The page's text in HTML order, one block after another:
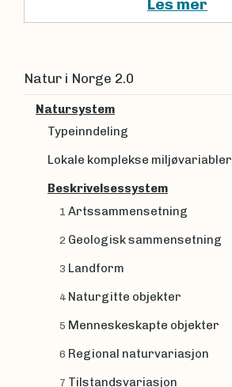
Les mer
Natur i Norge 2.0
Natursystem
Typeinndeling
Lokale komplekse miljøvariabler
Beskrivelsessystem
1 Artssammensetning
2 Geologisk sammensetning
3 Landform
4 Naturgitte objekter
5 Menneskeskapte objekter
6 Regional naturvariasjon
7 Tilstandsvariasjon